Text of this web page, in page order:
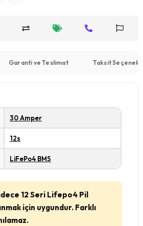
Garanti ve Teslimat Taksit
30 Amper
12s
LiFePo4 BMS
12 Seri Lifepo4 Pil
için uygundur. Farklı